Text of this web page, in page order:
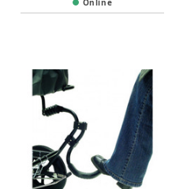
Online